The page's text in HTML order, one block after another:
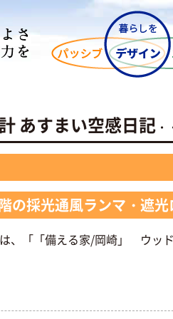
あすまい空感日記
の採光通風ランマ・遮
、「「備える家/岡崎」 ウッ